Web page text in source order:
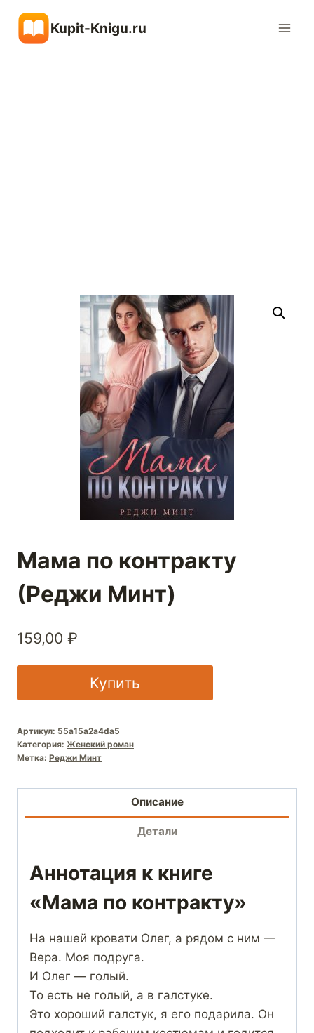
содержимому
Kupit-Knigu.ru
Мама по контракту
(Реджи Минт)
159,00 ₽
Купить
Артикул: 55a15a2a4da5
Категория: Женский роман
Метка: Реджи Минт
Описание
Детали
Аннотация к книге
«Мама по контракту»
На нашей кровати Олег, а рядом с ним —
Вера. Моя подруга.
И Олег — голый.
То есть не голый, а в галстуке.
Это хороший галстук, я его подарила. Он